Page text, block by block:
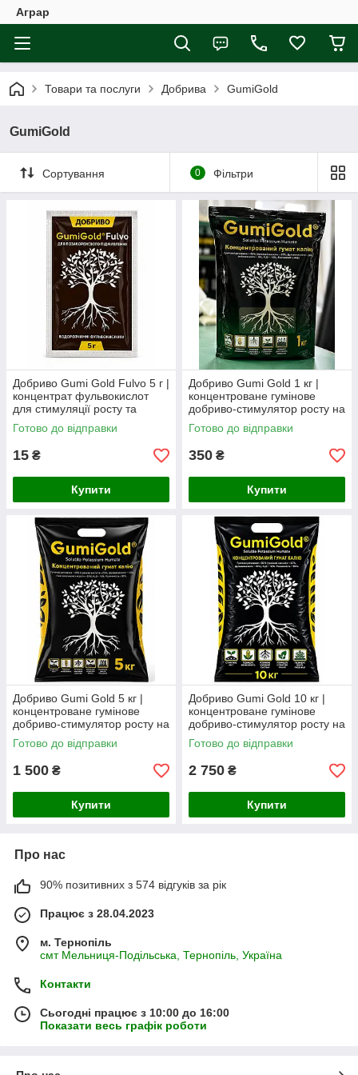
Аграр
Товари та послуги Добрива GumiGold
GumiGold
Сортування 0 Фільтри
Добриво Gumi Gold Fulvo 5 г |
концентрат фульвокислот
для стимуляції росту та
антистресового захисту
рослин
Готово до відправки
15 ₴
Купити
Добриво Gumi Gold 1 кг |
концентроване гумінове
добриво-стимулятор росту на
основі гумату калію
Готово до відправки
350 ₴
Купити
Добриво Gumi Gold 5 кг |
концентроване гумінове
добриво-стимулятор росту на
основі гумату калію
Готово до відправки
1 500 ₴
Купити
Добриво Gumi Gold 10 кг |
концентроване гумінове
добриво-стимулятор росту на
основі гумату калію
Готово до відправки
2 750 ₴
Купити
Про нас
90% позитивних з 574 відгуків за рік
Працює з 28.04.2023
м. Тернопіль
смт Мельниця-Подільська, Тернопіль, Україна
Контакти
Сьогодні працює з 10:00 до 16:00
Показати весь графік роботи